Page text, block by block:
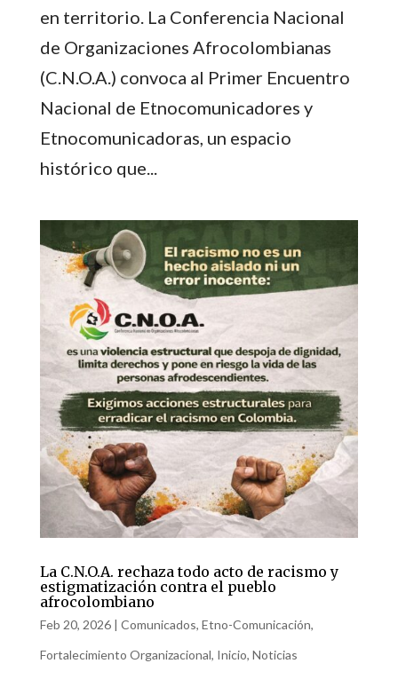
en territorio. La Conferencia Nacional
de Organizaciones Afrocolombianas
(C.N.O.A.) convoca al Primer Encuentro
Nacional de Etnocomunicadores y
Etnocomunicadoras, un espacio
histórico que...
La C.N.O.A. rechaza todo acto de racismo y
estigmatización contra el pueblo
afrocolombiano
Feb 20, 2026| Comunicados, Etno-Comunicación,
Fortalecimiento Organizacional, Inicio, Noticias